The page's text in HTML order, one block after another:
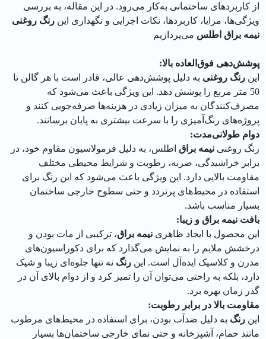
از کاربردهای ساختمانی به‌کار می‌رود. در این مقاله، به بررسی
ویژگی‌ها، مزایا، کاربردها، نکات اجرایی و نگهداری اینرنگ روغنی
نیمه براق اطلس می‌پردازیم
پوشش‌دهی فوق‌العاده بالا:
اینرنگ روغنی به دلیل پوشش‌دهی عالی، قادر است با هر گالن تا
50 متر مربع را پوشش دهد. این ویژگی باعث می‌شود که
مصرف‌کنندگان به میزان زیادی در هزینه‌ها صرفه‌جویی کنند و
پروژه‌های رنگ‌آمیزی را با سرعت بیشتری به پایان برسانند.
دوام طولانی‌مدت:
رنگ روغنینیمه براق اطلس، به دلیل فرمولاسیون مقاوم خود، در
برابر خراشیدگی، ضربه، رطوبت و شرایط محیطی مختلف
مقاومت بالایی دارد. این ویژگی باعث می‌شود که این رنگ برای
استفاده در محیط‌های پرتردد و حتی سطوح خارجی ساختمان
بسیار مناسب باشد.
بافت نیمه براق و زیبا:
این محصول با ایجاد ظاهری نیمه براق، ترکیبی از مات بودن و
درخشش ملایم را به نمایش می‌گذارد که برای دکوراسیون‌های
مدرن و کلاسیک ایده‌آل است. اینرنگ نه تنها جلوه‌ای زیبا و شیک
دارد، بلکه به راحتی می‌توان آن را تمیز کرد و از دوام بالای آن در
گذر زمان بهره برد.
مقاومت بالا در برابر رطوبت:
اینرنگ به دلیل ضدآب بودن، برای استفاده در محیط‌های مرطوب
مانند حمام، آشپزخانه و حتی نمای خارجی ساختمان‌ها بسیار